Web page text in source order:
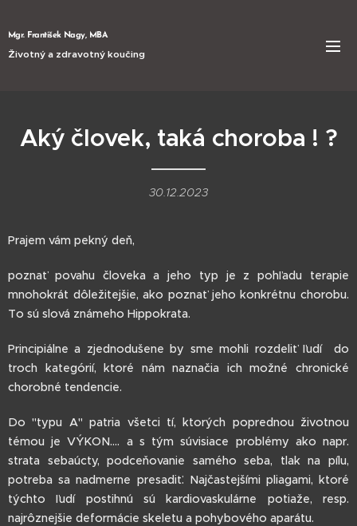
Mgr. František Nagy, MBA
Životný a zdravotný koučing
Aký človek, taká choroba ! ?
30.12.2023
Prajem vám pekný deň,
poznať povahu človeka a jeho typ je z pohľadu terapie
mnohokrát dôležitejšie, ako poznať jeho konkrétnu chorobu.
To sú slová známeho Hippokrata.
Principiálne a zjednodušene by sme mohli rozdeliť ľudí do
troch kategórií, ktoré nám naznačia ich možné chronické
chorobné tendencie.
Do "typu A" patria všetci tí, ktorých poprednou životnou
témou je VÝKON.... a s tým súvisiace problémy ako napr.
strata sebaúcty, podceňovanie samého seba, tlak na pílu,
potreba sa nadmerne presadiť. Najčastejšími pliagami, ktoré
týchto ľudí postihnú sú kardiovaskulárne potiaže, resp.
najrôznejšie deformácie skeletu a pohybového aparátu.